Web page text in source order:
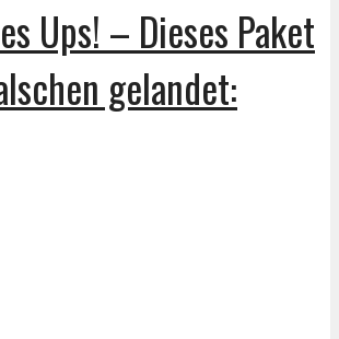
Ups! – Dieses Paket
gelandet: